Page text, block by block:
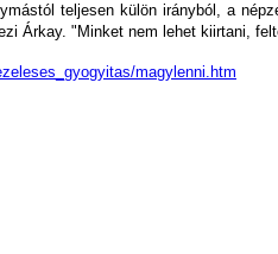
teljesen külön irányból, a
Árkay. "Minket nem lehet kiirtani,
magylenni.htm